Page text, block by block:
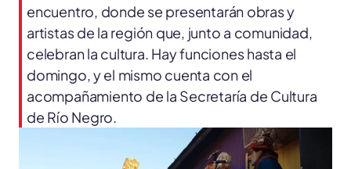
encuentro, donde se presentarán obras y
artistas de la región que, junto a comunidad,
celebran la cultura. Hay funciones hasta el
domingo, y el mismo cuenta con el
acompañamiento de la Secretaría de Cultura
de Río Negro.